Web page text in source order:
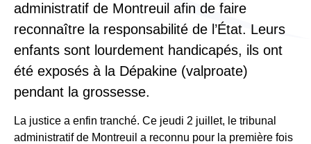
administratif de Montreuil afin de faire
reconnaître la responsabilité de l’État. Leurs
enfants sont lourdement handicapés, ils ont
été exposés à la Dépakine (valproate)
pendant la grossesse.
La justice a enfin tranché. Ce jeudi 2 juillet, le tribunal
administratif de Montreuil a reconnu pour la première fois